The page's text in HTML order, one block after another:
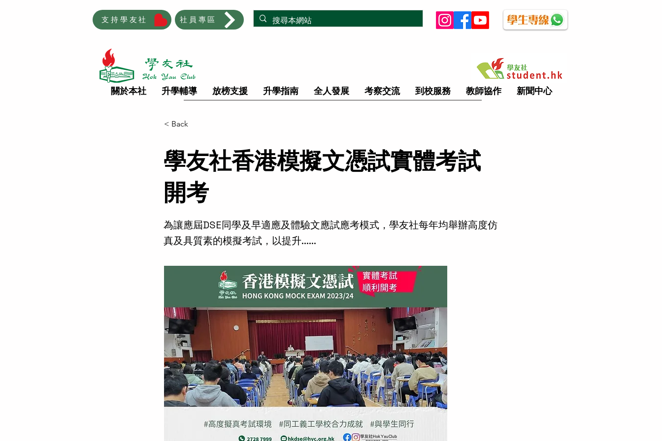
支持學友社 社員專區
關於本社 升學輔導 放榜支援 升學指南 全人發展 考察交流 到校服務 教師協作 新聞中心
< Back
學友社香港模擬文憑試實體考試
開考
為讓應屆DSE同學及早適應及體驗文應試應考模式，學友社每年均舉辦高度仿
真及具質素的模擬考試，以提升......